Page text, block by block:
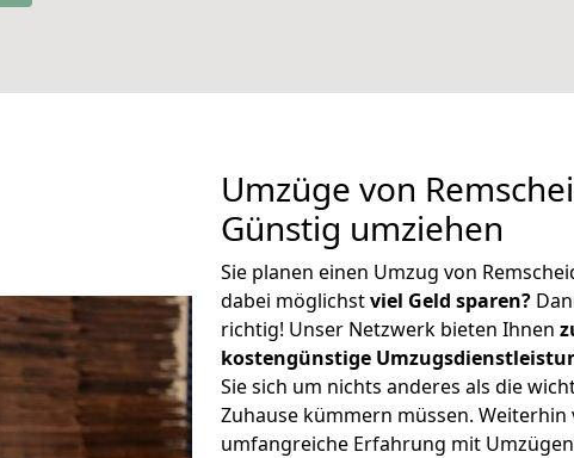
Umzüge von
Günstig umziehen
Sie planen einen Umzug von
dabei möglichstviel Geld sparen?
richtig! Unser Netzwerk bieten Ihnen
kostengünstige
Sie sich um nichts anderes als die
Zuhause kümmern müssen.
umfangreiche Erfahrung mit